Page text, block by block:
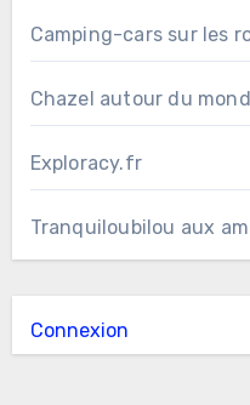
Camping-cars sur les
Chazel autour du
Exploracy.fr
Tranquiloubilou aux
Connexion